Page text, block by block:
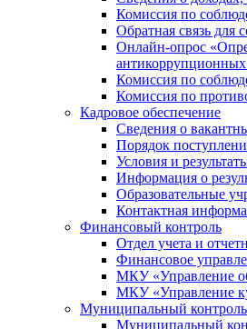
Комиссия по
Обратная связь для
Онлайн-опрос
Комиссия по
Комиссия по
Кадровое обеспечение
Сведения о
Порядок
Условия и
Информация о
Образовательные
Контактная
Финансовый контроль
Отдел учета и
Финансовое
МКУ «Управление
МКУ «Управление
Муниципальный контроль
Муниципальный